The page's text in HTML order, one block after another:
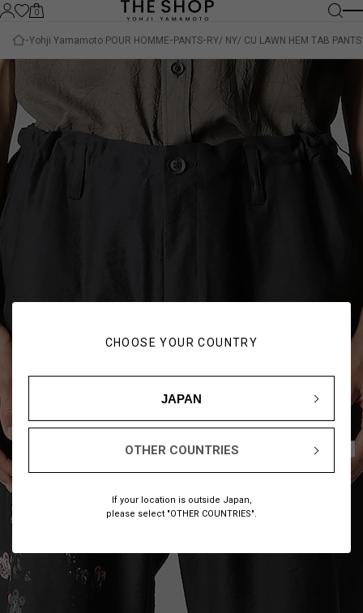
CHOOSE YOUR COUNTRY
JAPAN
OTHER COUNTRIES
If your location is outside Japan,
please select "OTHER COUNTRIES".
0
Yohji Yamamoto POUR HOMME PANTS RY/ NY/ CU LAWN HEM TAB PANTS